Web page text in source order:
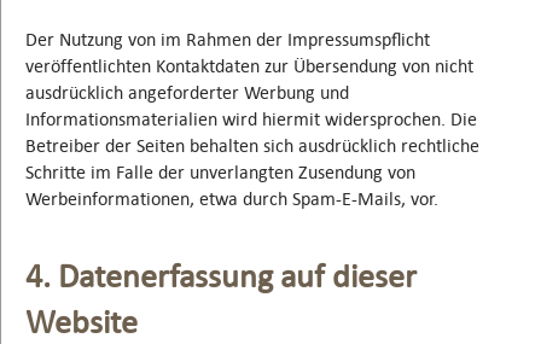
Der Nutzung von im Rahmen der Impressumspflicht
veröffentlichten Kontaktdaten zur Übersendung von nicht
ausdrücklich angeforderter Werbung und
Informationsmaterialien wird hiermit widersprochen. Die
Betreiber der Seiten behalten sich ausdrücklich rechtliche
Schritte im Falle der unverlangten Zusendung von
Werbeinformationen, etwa durch Spam-E-Mails, vor.
4. Datenerfassung auf dieser
Website